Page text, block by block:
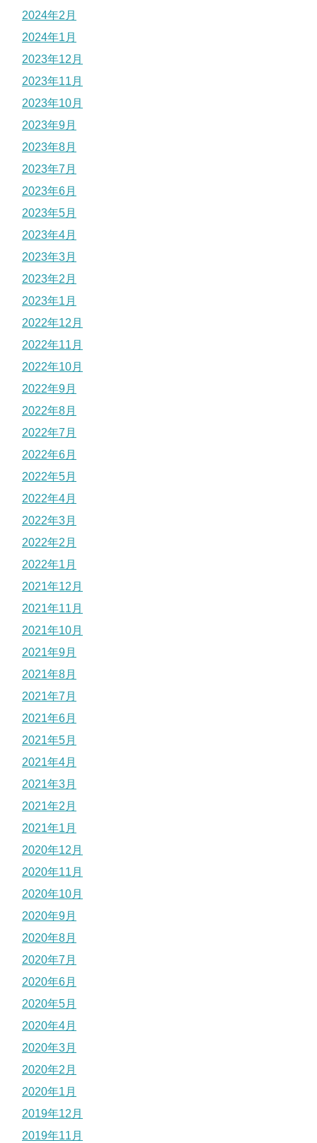
2024年2月
2024年1月
2023年12月
2023年11月
2023年10月
2023年9月
2023年8月
2023年7月
2023年6月
2023年5月
2023年4月
2023年3月
2023年2月
2023年1月
2022年12月
2022年11月
2022年10月
2022年9月
2022年8月
2022年7月
2022年6月
2022年5月
2022年4月
2022年3月
2022年2月
2022年1月
2021年12月
2021年11月
2021年10月
2021年9月
2021年8月
2021年7月
2021年6月
2021年5月
2021年4月
2021年3月
2021年2月
2021年1月
2020年12月
2020年11月
2020年10月
2020年9月
2020年8月
2020年7月
2020年6月
2020年5月
2020年4月
2020年3月
2020年2月
2020年1月
2019年12月
2019年11月